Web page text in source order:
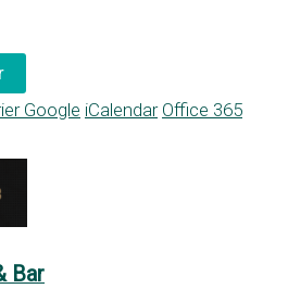
Google iCalendar Office 365
Bar